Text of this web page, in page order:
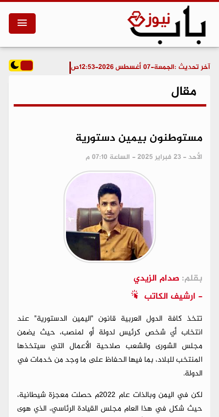
آخر تحديث :الجمعة-07 أغسطس 2026-12:53ص
مقال
مستوطنون بيمين دستورية
الأحد - 23 فبراير 2025 - الساعة 07:10 م
بقلم: صدام الزيدي
- ارشيف الكاتب
تتخذ كافة الدول العربية قانون "اليمين الدستورية" عند
انتخاب أي شخص كرئيس لدولة أو لمنصب، حيث يضمن
مجلس الشورى والشعب صلاحية الأعمال التي سيتخذها
المنتخب للبلاد، بما فيها الحفاظ على ما وجد من خدمات في
الدولة.
لكن في اليمن وبالذات عام 2022م حصلت معجزة شيطانية،
حيث شكل في هذا العام مجلس القيادة الرئاسي، الذي هوى